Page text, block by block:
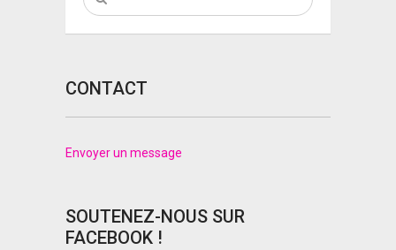
CONTACT
Envoyer un message
SOUTENEZ-NOUS SUR
FACEBOOK !